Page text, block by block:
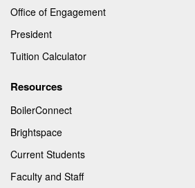
Office of Engagement
President
Tuition Calculator
Resources
BoilerConnect
Brightspace
Current Students
Faculty and Staff